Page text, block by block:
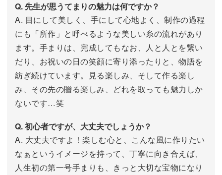
Q. 先生が思うてまりの魅力は何ですか？
A. 目にして美しく、手にして心地よく、制作の過程
にも「所作」と呼べるような美しい糸の流れがあり
ます。手まりは、完成してもなお、人と人とを繋い
だり、お祝いの日の笑顔に寄り添ったりと、物語を
紡ぎ続けています。見る楽しみ、そして作る楽し
み、その先の贈る楽しみ、どれを取っても魅力しか
ないです…笑
Q. 初心者ですが、大丈夫でしょうか？
A. 大丈夫ですよ！楽しむ心と、こんな風に作りたい
なぁというイメージを持って、丁寧に向き合えば、
人生初の第一号手まりも、きっと大切な宝物になり